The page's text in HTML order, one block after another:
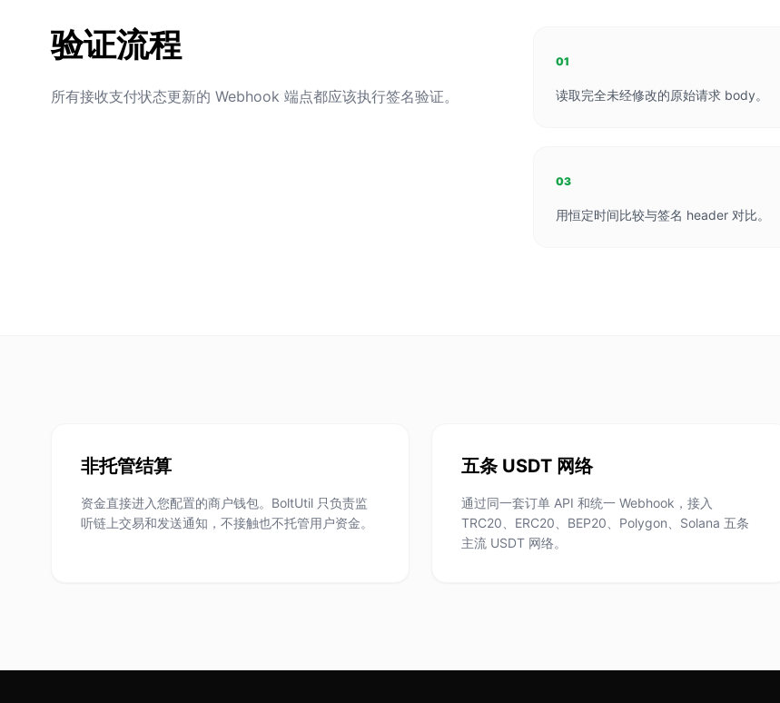
验证流程
所有接收支付状态更新的 Webhook 端点都应该执行签名验证。
01
读取完全未经修改的原始请求 body。
03
用恒定时间比较与签名 header 对比。
非托管结算
资金直接进入您配置的商户钱包。BoltUtil 只负责监
听链上交易和发送通知，不接触也不托管用户资金。
五条 USDT 网络
通过同一套订单 API 和统一 Webhook，接入
TRC20、ERC20、BEP20、Polygon、Solana 五条
主流 USDT 网络。